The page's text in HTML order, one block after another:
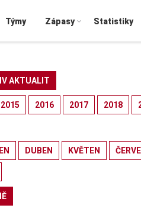
Týmy Zápasy Statistiky
AKTUALIT
2015 2016 2017 2018
DUBEN KVĚTEN